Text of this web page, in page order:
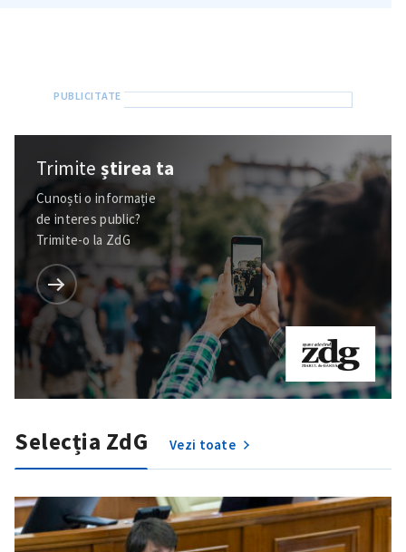
Trimiteștirea ta
Cunoști o informație
de interes public?
Trimite-o la ZdG
Selecția ZdG Vezi toate